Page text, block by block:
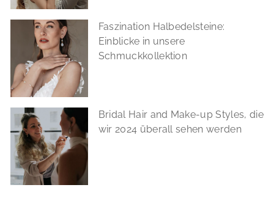
Faszination Halbedelsteine:
Einblicke in unsere
Schmuckkollektion
Bridal Hair and Make-up Styles, die
wir 2024 überall sehen werden